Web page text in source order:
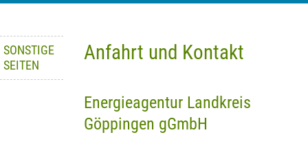
SONSTIGE
SEITEN
Anfahrt und Kontakt
Energieagentur Landkreis
Göppingen gGmbH